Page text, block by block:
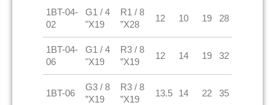
1BT-04-
02
G1 / 4
"X19
R1 / 8
”X28
12 10 19 28
1BT-04-
06
G1 / 4
"X19
R3 / 8
”X19
12 14 19 32
1BT-06
G3 / 8
”X19
R3 / 8
”X19
13.5 14 22 35